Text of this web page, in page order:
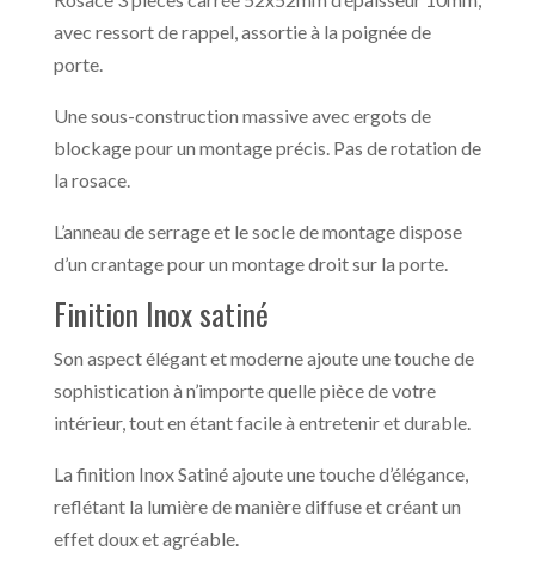
avec ressort de rappel, assortie à la poignée de
porte.
Une sous-construction massive avec ergots de
blockage pour un montage précis. Pas de rotation de
la rosace.
L’anneau de serrage et le socle de montage dispose
d’un crantage pour un montage droit sur la porte.
Finition Inox satiné
Son aspect élégant et moderne ajoute une touche de
sophistication à n’importe quelle pièce de votre
intérieur, tout en étant facile à entretenir et durable.
La finition Inox Satiné ajoute une touche d’élégance,
reflétant la lumière de manière diffuse et créant un
effet doux et agréable.